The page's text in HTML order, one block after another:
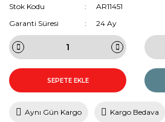
Stok Kodu
AR11451
Garanti Süresi
24 Ay
SEPETE EKLE
Aynı Gün Kargo Kargo Bedava